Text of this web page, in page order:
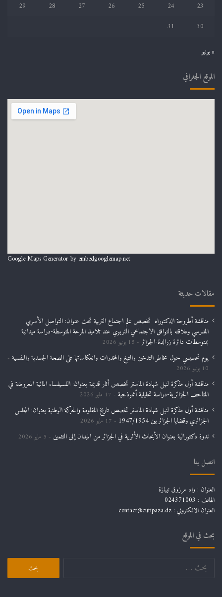
23
24
25
26
27
28
29
30
31
« يونيو
الموقع الجغرافي
Google Maps Generator by embedgooglemap.net
مقالات حديثة
مناقشة أطروحة الدكتوراه تخصص علم اجتماع التربية تحت عنوان: التواصل الأسري
المدرسي وعلاقته بالتوافق الاجتماعي التربوي عند تلاميذ المرحة المتوسطة-دراسة ميدانية
بمتوسطات دائرة زرالدة-الجزائر
15 يونيو 2026
يوم تحسيسي حول مخاطر التدخين والتبغ والمخدرات وانعكاساتها على الصحة الجسدية والنفسية
10 يونيو 2026
مناقشة أول مذكرة لنيل شهادة الماستر تخصص أثار قديمة بعنوان: الفسيفساء المائية المعروضة في
المتاحف الجزائرية-دراسة تحليلية أنموذجية
17 مايو 2026
مناقشة أول مذكرة لنيل شهادة الماستر تخصص تاريخ المقاومة والحركة الوطنية بعنوان: المجلس
الجزائري وقضايا الجزائريين 1947/1954
17 مايو 2026
ندوة دكتورالية بعنوان الأبحاث الأثرية في الجزائر من الميدان إلى التثمين 5 مايو 2026
اتصل بنا
العنوان : واد مرزوق تيبازة
الهاتف : 024371003
العنوان الالكتروني : contact@cutipaza.dz
بحث في الموقع